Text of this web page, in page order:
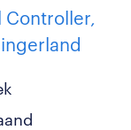
Controller,